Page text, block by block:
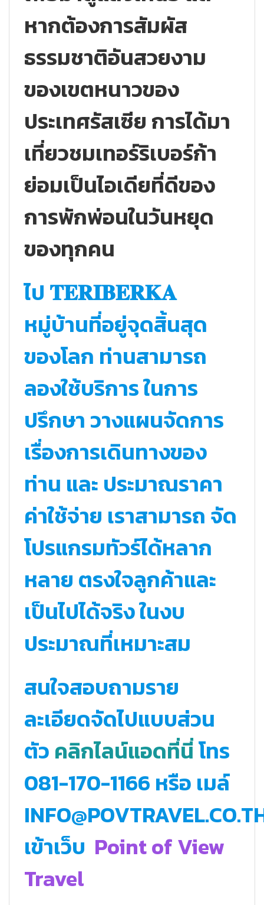
หากต้องการสัมผัส
ธรรมชาติอันสวยงาม
ของเขตหนาวของ
ประเทศรัสเซีย การได้มา
เที่ยวชมเทอร์ริเบอร์ก้า
ย่อมเป็นไอเดียที่ดีของ
การพักพ่อนในวันหยุด
ของทุกคน
ไป 𝐓𝐄𝐑𝐈𝐁𝐄𝐑𝐊𝐀
หมู่บ้านที่อยู่จุดสิ้นสุด
ของโลก ท่านสามารถ
ลองใช้บริการ ในการ
ปรึกษา วางแผนจัดการ
เรื่องการเดินทางของ
ท่าน และ ประมาณราคา
ค่าใช้จ่าย เราสามารถ จัด
โปรแกรมทัวร์ได้หลาก
หลาย ตรงใจลูกค้าและ
เป็นไปได้จริง ในงบ
ประมาณที่เหมาะสม
สนใจสอบถามราย
ละเอียดจัดไปแบบส่วน
ตัว คลิกไลน์แอดที่นี่โทร
081-170-1166 หรือ เมล์
เข้าเว็บ Point of View
Travel